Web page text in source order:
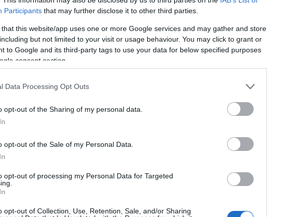
Participants that may further disclose it to other third parties.
that this website/app uses one or more Google services and may gather and store
but not limited to your visit or usage behaviour. You may click to grant or
to Google and its third-party tags to use your data for below specified purposes
consent section.
Data Processing Opt Outs
opt-out of the Sharing of my personal data.
opt-out of the Sale of my Personal Data.
opt-out of processing my Personal Data for Targeted
opt-out of Collection, Use, Retention, Sale, and/or Sharing
alig egyperces filmecskék, sokszor képregények, újságban megjelenő
A megöntözött öntöző. Az 1910-es évekre elsősorban az egyfelvonásos,
hosszúságú, rangosabb darabjai a ?20-as években készültek.
és Olaszországban. A francia Pathé filmgyár nevelte ki a műfaj
készültek 1907 körül az első burleszksorozatok is (a
is több komikus film készült, és számos komikus sztár bukkant fel. ?A
? a szobafestő, a rendőr, a tűzoltó, a felszarvazott férj ? köré szerveződött.?